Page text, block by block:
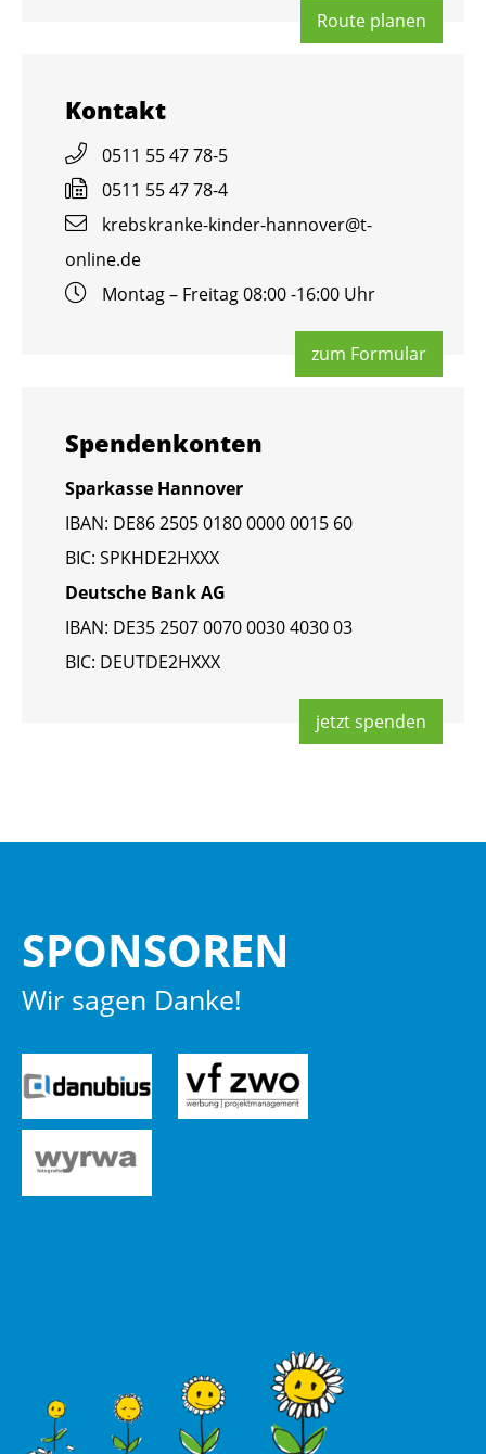
Route pla­nen
Kon­takt
0511 55 47 78-5
0511 55 47 78-4
krebs­kran­ke-kin­der-han­no­ver@​t-​
online.​de
Mon­tag – Frei­tag 08:00 -16:00 Uhr
zum For­mu­lar
Spen­den­kon­ten
Spar­kas­se Han­no­ver
IBAN: DE86 2505 0180 0000 0015 60
BIC: SPKHDE2HXXX
Deut­sche Bank AG
IBAN: DE35 2507 0070 0030 4030 03
BIC: DEUT­DE2HXXX
jetzt spen­den
SPON­SO­REN
Wir sagen Danke!